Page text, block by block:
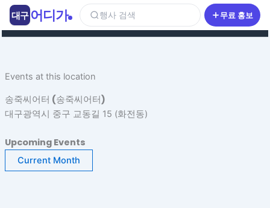
츠
너Events at this location
송죽씨어터 (송죽씨어터)
대구광역시 중구 교동길 15 (화전동)
Upcoming Events
Current Month
대구 어디가 행사 검색 무료 홍보